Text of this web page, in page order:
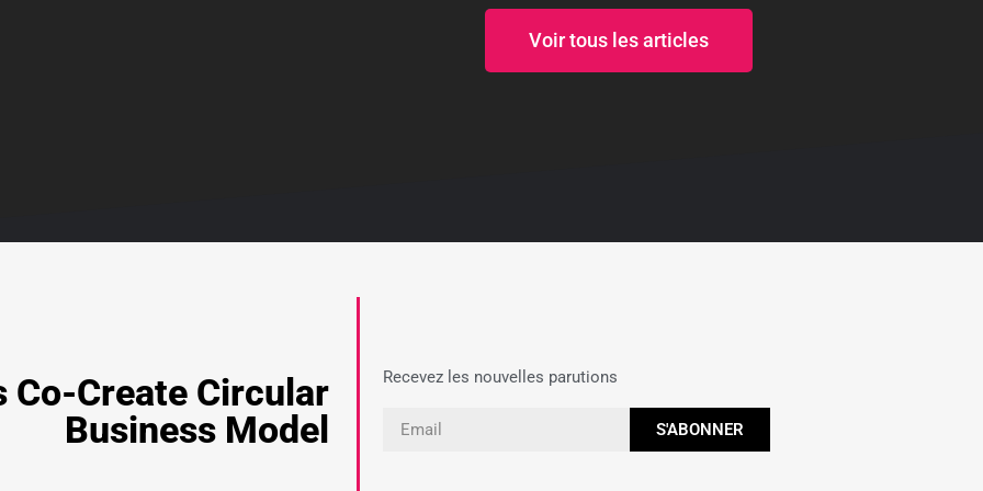
Voir tous les articles
Co-Create Circular
Business Model
Recevez les nouvelles parutions
S'ABONNER